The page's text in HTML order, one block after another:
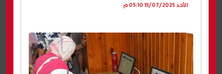
الأحد 13/07/2025 05:10 م